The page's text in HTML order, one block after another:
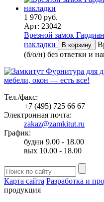
1 970 руб.
Арт: 23042
Врезной замок
накладки
В корзину
(б/о/н) без ответки и
Фурнитура для
мебели, окон — есть все!
Тел./факс:
+7 (495) 725 66 67
Электронная почта:
zakaz@zamkitut.ru
График:
будни 9.00 - 18.00
вых 10.00 - 18.00
Карта сайта Разработка и
продукция